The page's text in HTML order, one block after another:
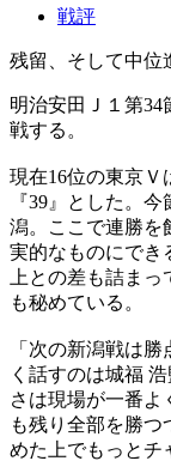
戦評
残留、そして中位
明治安田Ｊ１第
戦する。
現在16位の東京Ｖ
『39』とした。
潟。ここで連勝を
実的なものにでき
上との差も詰ま
も秘めている。
「次の新潟戦は
く話すのは城福
さは現場が一番よ
も残り全部を勝
めた上でもっとチ